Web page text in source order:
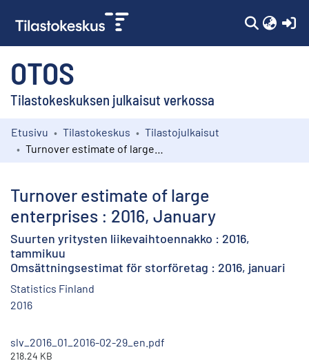
OTOS
Tilastokeskuksen julkaisut verkossa
Kokoelmat
Etusivu Tilastokeskus
Tilastojulkaisut
Turnover estimate of large
enterprises : 2016, January
Suurten yritysten liikevaihtoennakko : 2016,
tammikuu
Omsättningsestimat för storföretag : 2016, januari
Statistics Finland
2016
slv_2016_01_2016-02-29_en.pdf
218.24 KB